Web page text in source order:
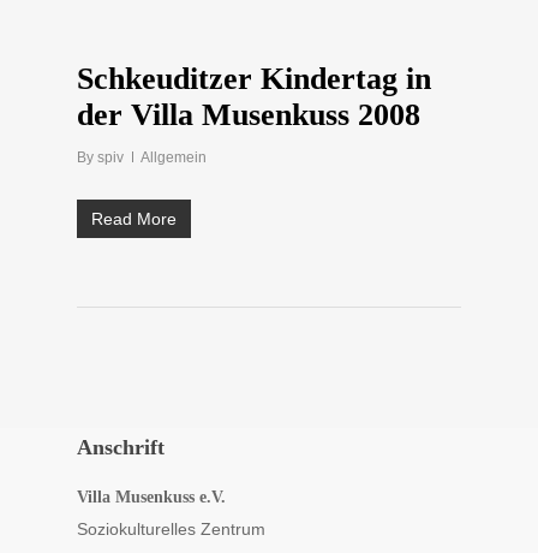
Schkeuditzer Kindertag in
der Villa Musenkuss 2008
By spiv Allgemein
Read More
Anschrift
Villa Musenkuss e.V.
Soziokulturelles Zentrum